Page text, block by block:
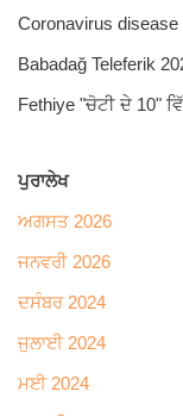
Coronavirus disease
Babadağ Teleferik
Fethiye "ਚੋਟੀ ਦੇ 10"
ਪੁਰਾਲੇਖ
ਅਗਸਤ 2026
ਜਨਵਰੀ 2026
ਦਸੰਬਰ 2024
ਜੁਲਾਈ 2024
ਮਈ 2024